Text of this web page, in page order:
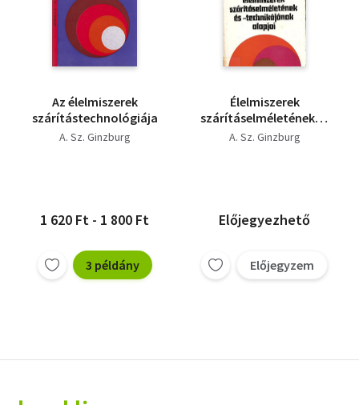
Történelem
Az élelmiszerek
szárítástechnológiája
A. Sz. Ginzburg
1 620 Ft - 1 800 Ft
3 példány
Élelmiszerek
szárításelméletének és
-technikájának alapjai
A. Sz. Ginzburg
Előjegyezhető
Előjegyzem